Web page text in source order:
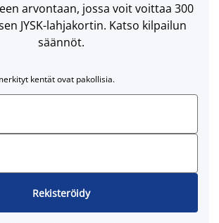
arvontaan, jossa voit voittaa 300
JYSK-lahjakortin. Katso kilpailun
säännöt.
kentät ovat pakollisia.
Rekisteröidy